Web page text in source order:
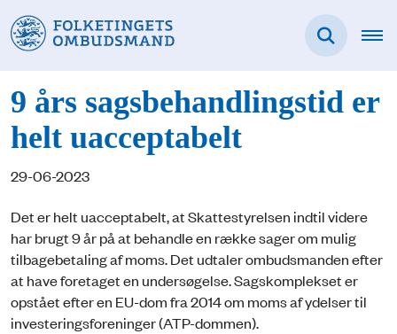
9 års sagsbehandlingstid er
helt uacceptabelt
29-06-2023
Det er helt uacceptabelt, at Skattestyrelsen indtil videre
har brugt 9 år på at behandle en række sager om mulig
tilbagebetaling af moms. Det udtaler ombudsmanden efter
at have foretaget en undersøgelse. Sagskomplekset er
opstået efter en EU-dom fra 2014 om moms af ydelser til
investeringsforeninger (ATP-dommen).